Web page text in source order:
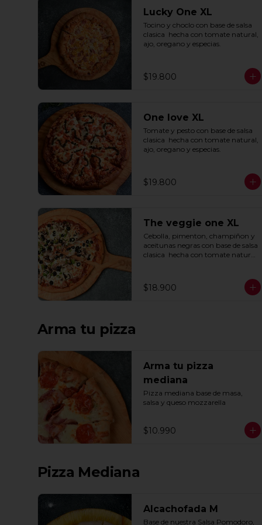
Lucky One XL
Tocino y choclo con base de salsa
clasica  hecha con tomate natural,
ajo, oregano y especias.
$19.800
One love XL
Tomate y pesto con base de salsa
clasica  hecha con tomate natural,
ajo, oregano y especias.
$19.800
The veggie one XL
Cebolla, pimenton, champiñon y
aceitunas negras con base de salsa
clasica  hecha con tomate natural,
$18.900
Arma tu pizza
Arma tu pizza
mediana
Pizza mediana base de masa,
salsa y queso mozzarella
$10.990
Pizza Mediana
Alcachofada M
Base de nuestra Salsa Pomodoro,